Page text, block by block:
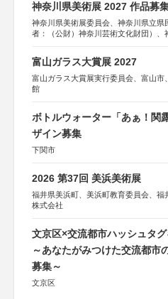
神奈川県美術展 2027 作品募
神奈川県美術展委員会、神奈川県立県
者：（公財）神奈川芸術文化財団）、
富山ガラス大賞展 2027
富山ガラス大賞展実行委員会、富山市
館
ボトルウォーター「あぁ！関
ザイン募集
下関市
2026 第37回 美浜美術展
福井県美浜町、美浜町教育委員会、福
株式会社
文京区×交流都市ハッシュタ
～あなたがみつけた交流都市
募集～
文京区